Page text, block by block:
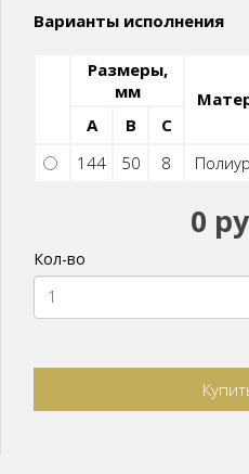
Варианты исполнения
Размеры,
мм
A B
C
144
50 8
0
Кол-во